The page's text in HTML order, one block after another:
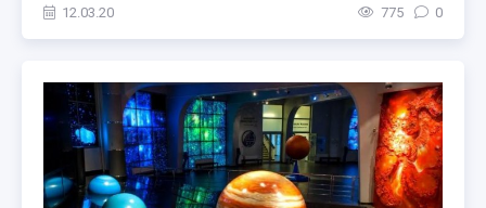
12.03.20 775 0